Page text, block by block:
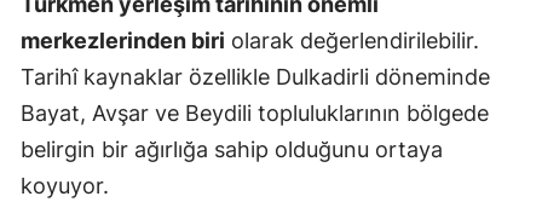
merkezlerinden biri olarak değerlendirilebilir.
Tarihî kaynaklar özellikle Dulkadirli döneminde
Bayat, Avşar ve Beydili topluluklarının bölgede
belirgin bir ağırlığa sahip olduğunu ortaya
koyuyor.